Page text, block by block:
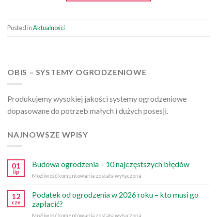
Posted inAktualności
OBIS – SYSTEMY OGRODZENIOWE
Produkujemy wysokiej jakości systemy ogrodzeniowe
dopasowane do potrzeb małych i dużych posesji.
NAJNOWSZE WPISY
01
lip
Budowa ogrodzenia – 10 najczęstszych błędów
Możliwość komentowania Budowa
została wyłączona
12
cze
Podatek od ogrodzenia w 2026 roku – kto musi go
zapłacić?
Możliwość komentowania Podatek
została wyłączona